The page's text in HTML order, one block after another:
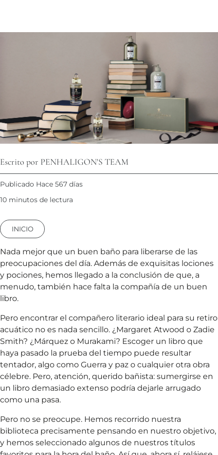
Escrito por PENHALIGON'S TEAM
Publicado Hace 567 días
10 minutos de lectura
INICIO
Nada mejor que un buen baño para liberarse de las
preocupaciones del día. Además de exquisitas lociones
y pociones, hemos llegado a la conclusión de que, a
menudo, también hace falta la compañía de un buen
libro.
Pero encontrar el compañero literario ideal para su retiro
acuático no es nada sencillo. ¿Margaret Atwood o Zadie
Smith? ¿Márquez o Murakami? Escoger un libro que
haya pasado la prueba del tiempo puede resultar
tentador, algo como Guerra y paz o cualquier otra obra
célebre. Pero, atención, querido bañista: sumergirse en
un libro demasiado extenso podría dejarle arrugado
como una pasa.
Pero no se preocupe. Hemos recorrido nuestra
biblioteca precisamente pensando en nuestro objetivo,
y hemos seleccionado algunos de nuestros títulos